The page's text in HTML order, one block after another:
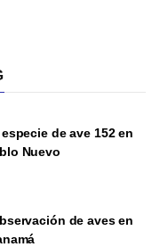
de ave 152 en
Nuevo
de aves en